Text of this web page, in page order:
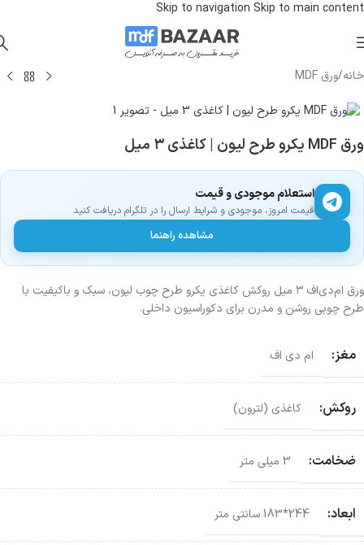
Skip to navigation Skip to main content
خانه/ورق MDF
ورق MDF یکرو طرح لیون | کاغذی ۳ میل
استعلام موجودی و قیمت
قیمت امروز، موجودی و شرایط ارسال را در تلگرام دریافت کنید
مشاهده راهنما
ورق ام‌دی‌اف ۳ میل روکش کاغذی یکرو طرح چوب لیون، سبک و باکیفیت با
طرح چوبی روشن و مدرن برای دکوراسیون داخلی.
مغز: ام دی اف
روکش: کاغذی (لترون)
ضخامت: 3 میلی متر
ابعاد: 244*183 سانتی‌ متر